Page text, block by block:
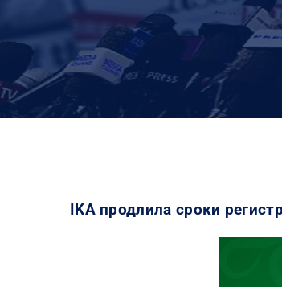
IKA продлила сроки